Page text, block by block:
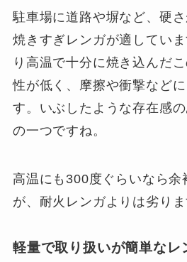
駐車場に道路や塀など、硬
焼きすぎレンガが適してい
り高温で十分に焼き込んだ
性が低く、摩擦や衝撃など
す。いぶしたような存在感
の一つですね。
高温にも300度ぐらいなら余
が、耐火レンガよりは劣りま
軽量で取り扱いが簡単なレ